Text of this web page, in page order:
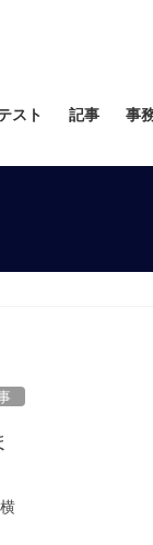
スト 記事 事